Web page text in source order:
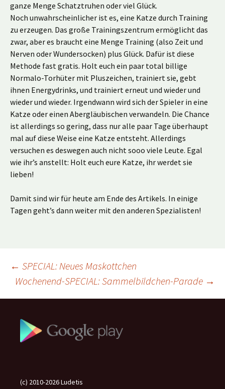
ganze Menge Schatztruhen oder viel Glück.
Noch unwahrscheinlicher ist es, eine Katze durch Training
zu erzeugen. Das große Trainingszentrum ermöglicht das
zwar, aber es braucht eine Menge Training (also Zeit und
Nerven oder Wundersocken) plus Glück. Dafür ist diese
Methode fast gratis. Holt euch ein paar total billige
Normalo-Torhüter mit Pluszeichen, trainiert sie, gebt
ihnen Energydrinks, und trainiert erneut und wieder und
wieder und wieder. Irgendwann wird sich der Spieler in eine
Katze oder einen Abergläubischen verwandeln. Die Chance
ist allerdings so gering, dass nur alle paar Tage überhaupt
mal auf diese Weise eine Katze entsteht. Allerdings
versuchen es deswegen auch nicht sooo viele Leute. Egal
wie ihr’s anstellt: Holt euch eure Katze, ihr werdet sie
lieben!
Damit sind wir für heute am Ende des Artikels. In einige
Tagen geht’s dann weiter mit den anderen Spezialisten!
Beitragsnavigation
← SPECIAL: Neues Maskottchen
Wochenend-SPECIAL: Sammelbildchen-Parade →
(c) 2010-2026 Ludetis